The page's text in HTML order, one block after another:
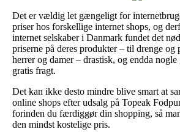
Det er vældig let gængeligt for
priser hos forskellige internet shops, og
internet selskaber i Danmark fundet det
priserne på deres produkter – til drenge og
herrer og damer – drastisk, og endda
gratis fragt.
Det kan ikke desto mindre blive smart at
online shops efter udsalg på Topeak
forinden du færdiggør din shopping, så
den mindst kostelige pris.